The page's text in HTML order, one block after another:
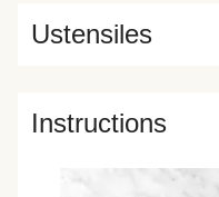
Ustensiles
Instructions